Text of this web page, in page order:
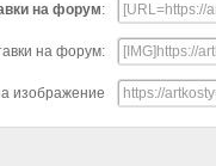
на форум:
на форум:
изображение